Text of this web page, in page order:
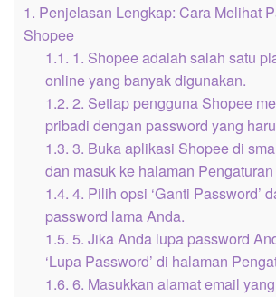
1. Penjelasan Lengkap: Cara Melihat
Shopee
1.1. 1. Shopee adalah salah satu
online yang banyak digunakan.
1.2. 2. Setiap pengguna Shopee
pribadi dengan password yang
1.3. 3. Buka aplikasi Shopee di
dan masuk ke halaman
1.4. 4. Pilih opsi ‘Ganti Password’
password lama Anda.
1.5. 5. Jika Anda lupa password
‘Lupa Password’ di halaman
1.6. 6. Masukkan alamat email